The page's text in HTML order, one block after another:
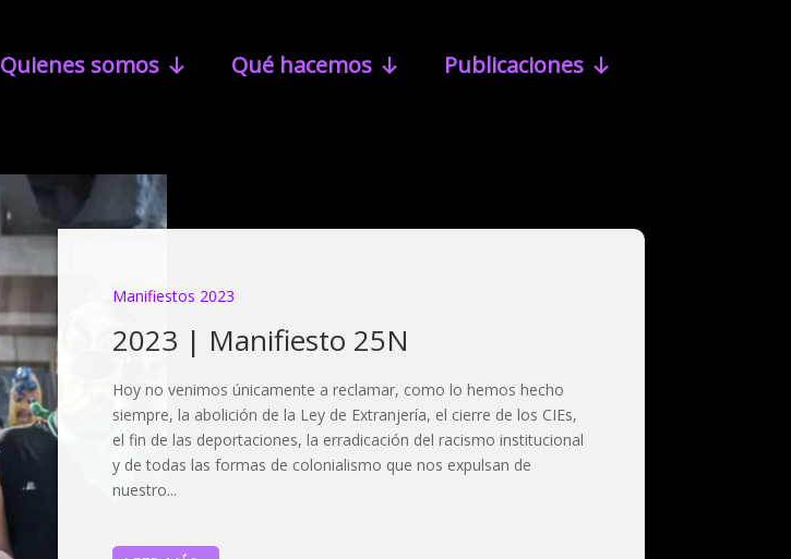
Quienes somos Qué hacemos Publicaciones
Manifiestos 2023
2023 | Manifiesto 25N
Hoy no venimos únicamente a reclamar, como lo hemos hecho
siempre, la abolición de la Ley de Extranjería, el cierre de los CIEs,
el fin de las deportaciones, la erradicación del racismo institucional
y de todas las formas de colonialismo que nos expulsan de
nuestro...